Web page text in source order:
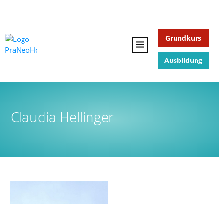
Grundkurs
Ausbildung
Claudia Hellinger